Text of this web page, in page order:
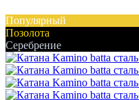
Популярный
Позолота
Серебрение